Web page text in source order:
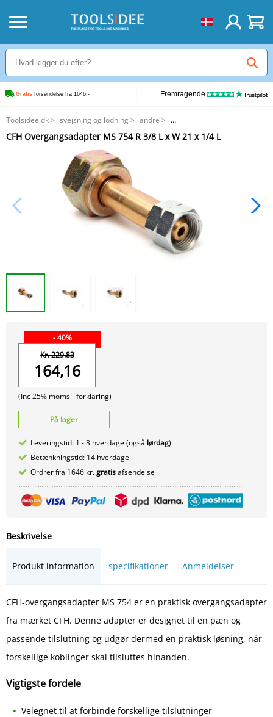
Gratis forsendelse fra 1646,- Fremragende
Toolsidee.dk> svejsning og lodning > andre >
CFH Overgangsadapter MS 754 R 3/8 L x W 21 x 1/4 L
CFH Overgangsadapter MS 754 R 3/8 L x W 21 x 1/4 L
- 40%
Kr. 229.83
164,16
(Inc 25% moms -forklaring)
På lager
Leveringstid: 1 - 3 hverdage (også lørdag)
Betænkningstid: 14 hverdage
Ordrer fra 1646 kr.gratisafsendelse
Beskrivelse
Produkt information specifikationer Anmeldelser
CFH-overgangsadapter MS 754 er en praktisk overgangsadapter
fra mærket CFH. Denne adapter er designet til en pæn og
passende tilslutning og udgør dermed en praktisk løsning, når
forskellige koblinger skal tilsluttes hinanden.
Vigtigste fordele
Velegnet til at forbinde forskellige tilslutninger